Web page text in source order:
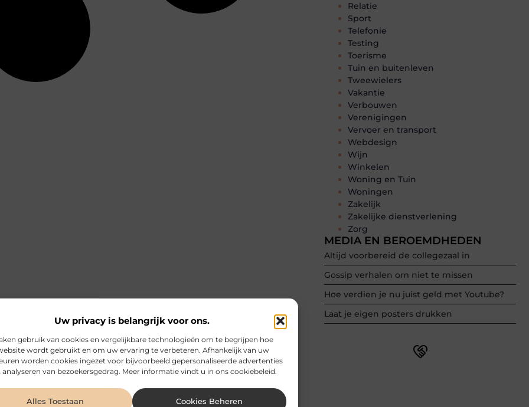
Uw privacy is belangrijk voor ons.
gebruik van cookies en vergelijkbare technologieën om te begrijpen hoe
wordt gebruikt en om uw ervaring te verbeteren. Afhankelijk van uw
worden cookies ingezet voor bijvoorbeeld gepersonaliseerde advertenties
analyseren van bezoekersgedrag. Meer informatie vindt u in ons cookiebeleid.
Alles Toestaan Cookies Beheren
Relatie
Sport
Telefonie
Testing
Toerisme
Tuin en buitenleven
Tweewielers
Vakantie
Verbouwen
Verenigingen
Vervoer en transport
Webdesign
Wijn
Winkelen
Woning en Tuin
Woningen
Zakelijk
Zakelijke dienstverlening
Zorg
MEDIA EN BEROEMDHEDEN
Altijd voorbereid de collegezaal in
Gossip verhalen om niet te missen
Hoe verdien je nu juist geld met Youtube?
Laat je eigen posters drukken